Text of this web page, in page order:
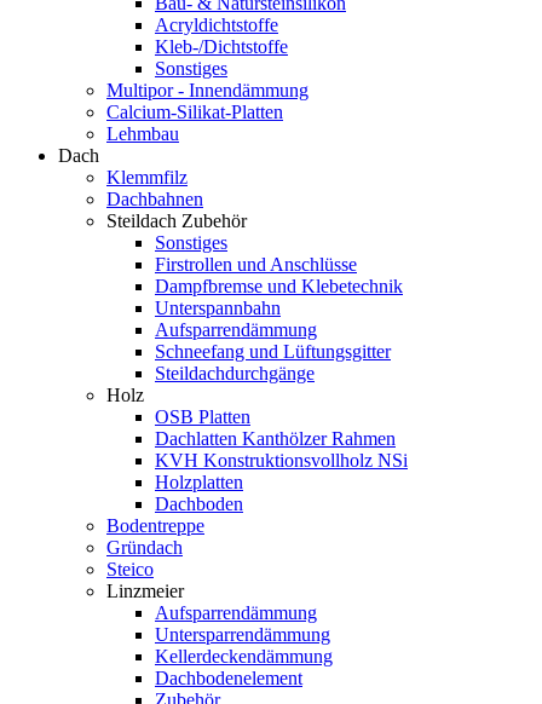
Acryldichtstoffe
Kleb-/Dichtstoffe
Sonstiges
Multipor - Innendämmung
Calcium-Silikat-Platten
Lehmbau
Dach
Klemmfilz
Dachbahnen
Steildach Zubehör
Sonstiges
Firstrollen und Anschlüsse
Dampfbremse und Klebetechnik
Unterspannbahn
Aufsparrendämmung
Schneefang und Lüftungsgitter
Steildachdurchgänge
Holz
OSB Platten
Dachlatten Kanthölzer Rahmen
KVH Konstruktionsvollholz NSi
Holzplatten
Dachboden
Bodentreppe
Gründach
Steico
Linzmeier
Aufsparrendämmung
Untersparrendämmung
Kellerdeckendämmung
Dachbodenelement
Zubehör